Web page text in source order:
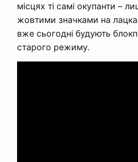
місцях ті самі окупанти –
жовтими значками на
вже сьогодні будують
старого режиму.